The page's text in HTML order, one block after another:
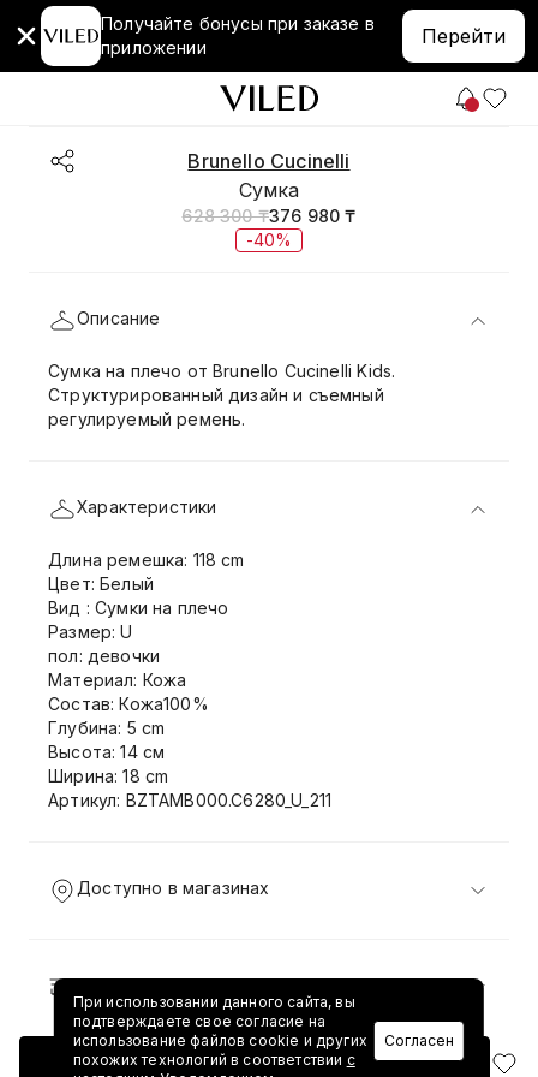
Получайте бонусы при заказе в
приложении
Перейти
Brunello Cucinelli
Сумкa
628 300 ₸376 980 ₸
-40%
Добавить в корзину
Описание
Сумка на плечо от Brunello Cucinelli Kids.
Структурированный дизайн и съемный
регулируемый ремень.
Характеристики
Длина ремешка: 118 cm
Цвет: Белый
Вид : Сумки на плечо
Размер: U
пол: девочки
Материал: Кожа
Состав: Кожа100%
Глубина: 5 cm
Высота: 14 см
Ширина: 18 cm
Артикул: BZTAMB000.C6280_U_211
Доступно в магазинах
Доставка и возврат
При использовании данного сайта, вы
подтверждаете свое согласие на
использование файлов cookie и других
похожих технологий в соответствии с
Согласен